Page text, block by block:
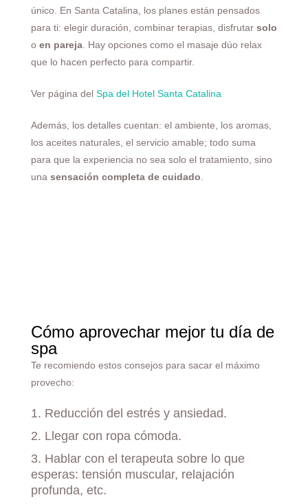
único. En Santa Catalina, los planes están pensados
para ti: elegir duración, combinar terapias, disfrutar solo
o en pareja. Hay opciones como el masaje dúo relax
que lo hacen perfecto para compartir.
Ver página del Spa del Hotel Santa Catalina
Además, los detalles cuentan: el ambiente, los aromas,
los aceites naturales, el servicio amable; todo suma
para que la experiencia no sea solo el tratamiento, sino
una sensación completa de cuidado.
Cómo aprovechar mejor tu día de
spa
Te recomiendo estos consejos para sacar el máximo
provecho:
1. Reducción del estrés y ansiedad.
2. Llegar con ropa cómoda.
3. Hablar con el terapeuta sobre lo que
esperas: tensión muscular, relajación
profunda, etc.